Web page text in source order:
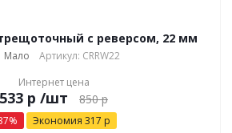
трещоточный с реверсом, 22 мм
Мало
Артикул: CRRW22
Интернет цена
р /шт 850р
% Экономия 317 р